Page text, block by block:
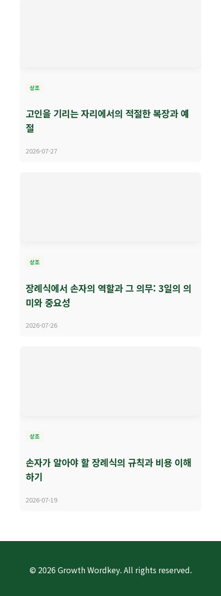
상조
고인을 기리는 자리에서의 적절한 복장과 예
절
2026-07-27
상조
장례식에서 손자의 역할과 그 의무: 3일의 의
미와 중요성
2026-07-26
상조
손자가 알아야 할 장례식의 규칙과 비용 이해
하기
2026-07-19
© 2026 Growth Wordkey. All rights reserved.